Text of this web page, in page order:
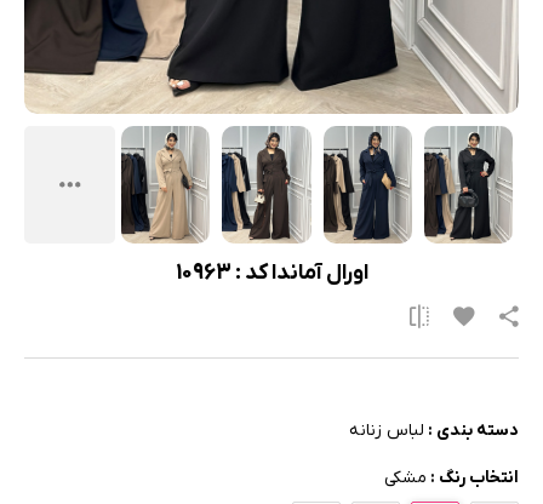
اورال آماندا کد : 10963
دسته بندی : لباس زنانه
انتخاب رنگ : مشکی